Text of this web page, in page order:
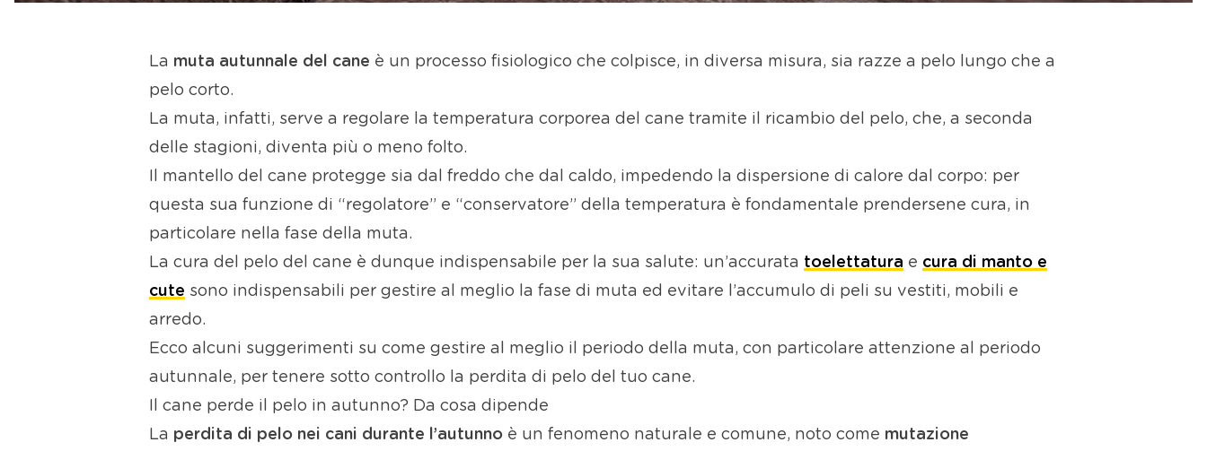
La muta autunnale del cane è un processo fisiologico che colpisce, in diversa misura, sia razze a pelo lungo che a
pelo corto.
La muta, infatti, serve a regolare la temperatura corporea del cane tramite il ricambio del pelo, che, a seconda
delle stagioni, diventa più o meno folto.
Il mantello del cane protegge sia dal freddo che dal caldo, impedendo la dispersione di calore dal corpo: per
questa sua funzione di “regolatore” e “conservatore” della temperatura è fondamentale prendersene cura, in
particolare nella fase della muta.
La cura del pelo del cane è dunque indispensabile per la sua salute: un’accurata toelettatura e cura di manto e
cute sono indispensabili per gestire al meglio la fase di muta ed evitare l’accumulo di peli su vestiti, mobili e
arredo.
Ecco alcuni suggerimenti su come gestire al meglio il periodo della muta, con particolare attenzione al periodo
autunnale, per tenere sotto controllo la perdita di pelo del tuo cane.
Il cane perde il pelo in autunno? Da cosa dipende
La perdita di pelo nei cani durante l’autunno è un fenomeno naturale e comune, noto come mutazione